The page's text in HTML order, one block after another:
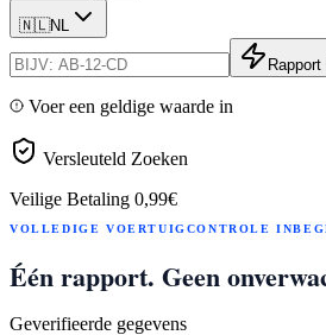
🇳🇱NL
Voer een geldige waarde in
Versleuteld Zoeken
Veilige Betaling 0,99€
VOLLEDIGE VOERTUIGCONTROLE
Één rapport. Geen
Geverifieerde gegevens